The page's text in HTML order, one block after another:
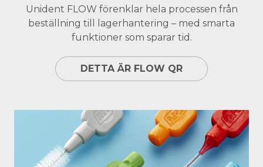
Unident FLOW förenklar hela processen från
beställning till lagerhantering – med smarta
funktioner som sparar tid.
DETTA ÄR FLOW QR